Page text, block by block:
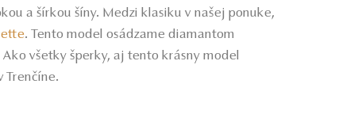
a šírkou šíny. Medzi klasiku v našej ponuke,
. Tento model osádzame diamantom
všetky šperky, aj tento krásny model
Trenčíne.